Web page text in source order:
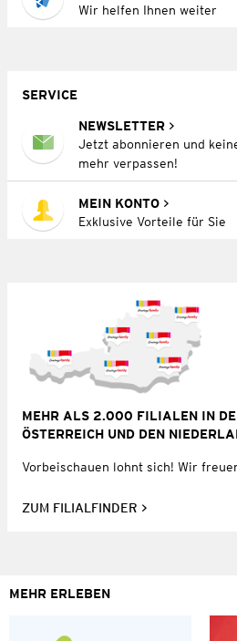
Wir helfen Ihnen weiter
SERVICE
NEWSLETTER
Jetzt abonnieren und
mehr verpassen!
MEIN KONTO
Exklusive Vorteile für Sie
MEHR ALS 2.000 FILIALEN IN
ÖSTERREICH UND DEN
Vorbeischauen lohnt sich! Wir
ZUM FILIALFINDER
MEHR ERLEBEN